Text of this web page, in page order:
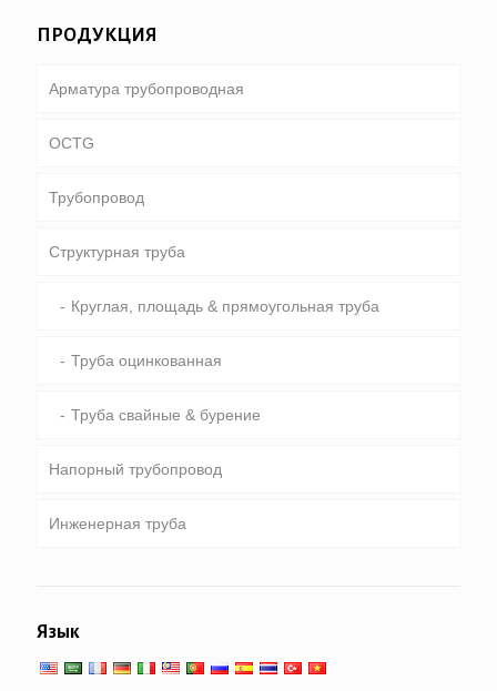
ПРОДУКЦИЯ
Арматура трубопроводная
OCTG
Трубки & корпус
Бурильная труба
Тяжелый вес бурильной трубы & УБТ
Трубопровод
Общий трубопровод
Специальное обслуживание и покрытие &
Структурная труба
Круглая, площадь & прямоугольная труба
Труба оцинкованная
Труба свайные & бурение
Напорный трубопровод
Котел, теплообменник, конденсатор & трубы
Инженерная труба
Механическая и точность трубка
Язык